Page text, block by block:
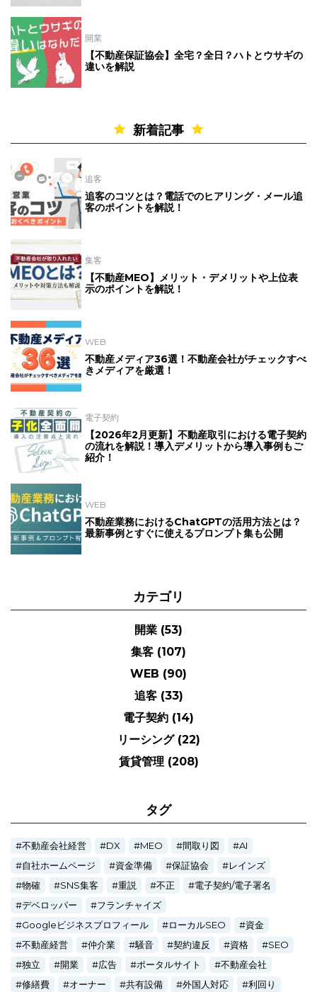
開業
【不動産保証協会】全宅？全日？ハトとウサギの
違いを解説
新着記事
追客
追客のコツとは？電話でのヒアリング・メール追
客のポイントを解説！
集客
【不動産MEO】メリット・デメリットや上位表
示のポイントを解説！
WEB
不動産メディア36選！不動産会社がチェックすべ
きメディアを厳選！
電子契約
【2026年2月更新】不動産取引における電子契約
の流れを解説！導入デメリットから導入事例もご
紹介！
WEB
不動産業務におけるChatGPTの活用方法とは？
最新事例とすぐに使えるプロンプト集も公開
カテゴリ
開業 (53)
集客 (107)
WEB (90)
追客 (33)
電子契約 (14)
リーシング (22)
賃貸管理 (208)
タグ
不動産会社経営 DX MEO 間取り図
AI
自社ホームページ
資金準備 保証協会
レインズ
物確
SNS集客 重説 不正
電子契約/電子署名
デベロッパー
フランチャイズ
Googleビジネスプロフィール
ローカルSEO
資金
不動産経営
仲介業 騒音 契約違反 資格
SEO
独立
開業 広告 ポータルサイト
不動産会社
修繕費
オーナー 共有設備 外国人対応
利回り